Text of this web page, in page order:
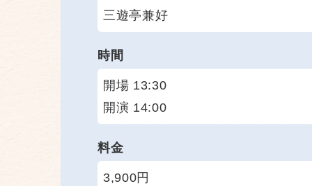
三遊亭兼好
時間
開場 13:30
開演 14:00
料金
3,900円